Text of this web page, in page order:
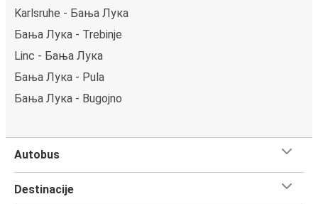
Karlsruhe - Бања Лука
Бања Лука - Trebinje
Linc - Бања Лука
Бања Лука - Pula
Бања Лука - Bugojno
Autobus
Destinacije